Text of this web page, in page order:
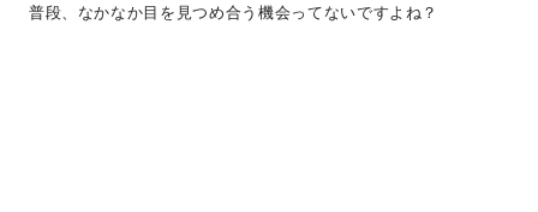
普段、なかなか目を見つめ合う機会ってないですよね？